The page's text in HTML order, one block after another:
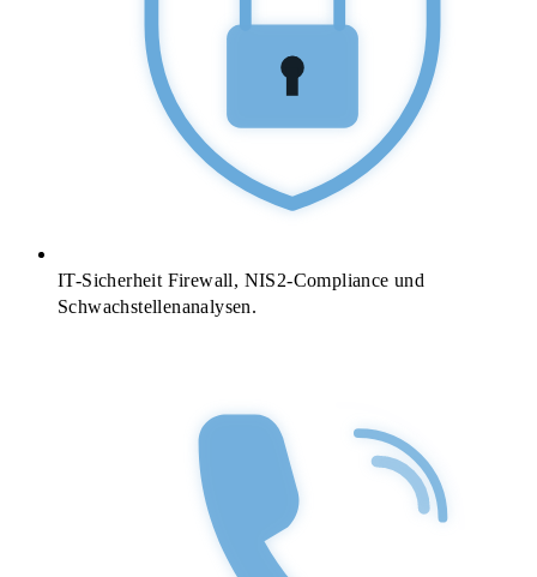
IT-Sicherheit Firewall, NIS2-Compliance und
Schwachstellenanalysen.